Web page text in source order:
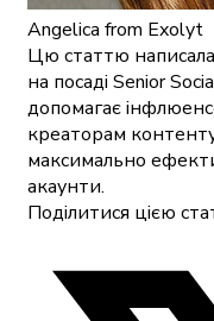
Angelica from Exolyt
Цю статтю
на посаді Senior
допомагає
креаторам
максимально
акаунти.
Поділитися цією